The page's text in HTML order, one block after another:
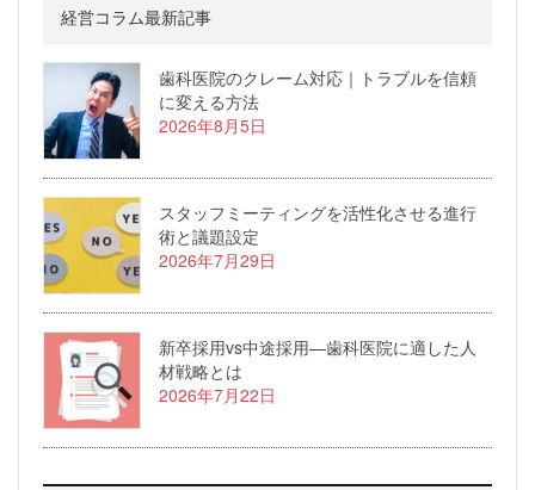
経営コラム最新記事
歯科医院のクレーム対応｜トラブルを信頼
に変える方法
2026年8月5日
スタッフミーティングを活性化させる進行
術と議題設定
2026年7月29日
新卒採用vs中途採用—歯科医院に適した人
材戦略とは
2026年7月22日